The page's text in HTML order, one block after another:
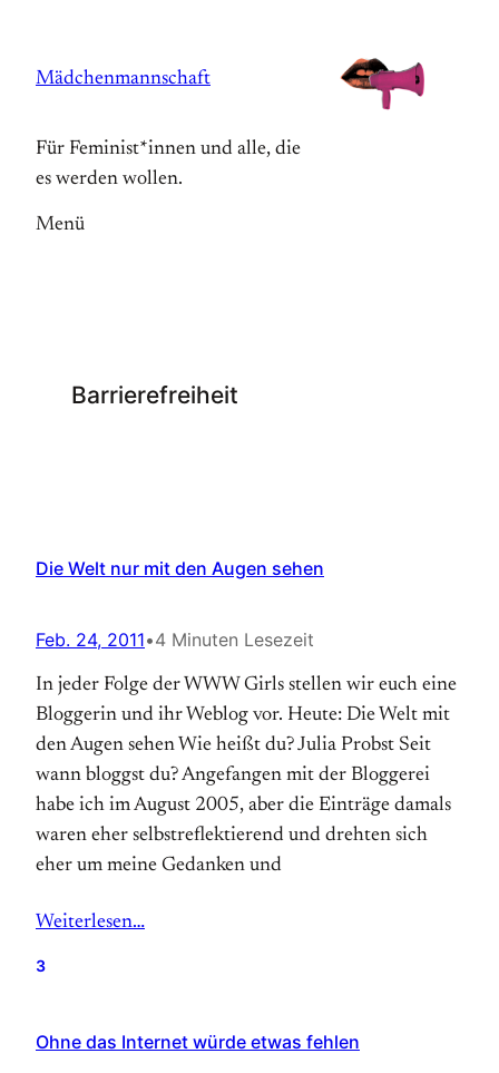
springen
Mädchenmannschaft
Für Feminist*innen und alle, die
es werden wollen.
Menü
Barrierefreiheit
Die Welt nur mit den Augen sehen
Feb. 24, 2011•4 Minuten Lesezeit
In jeder Folge der WWW Girls stellen wir euch eine
Bloggerin und ihr Weblog vor. Heute: Die Welt mit
den Augen sehen Wie heißt du? Julia Probst Seit
wann bloggst du? Angefangen mit der Bloggerei
habe ich im August 2005, aber die Einträge damals
waren eher selbstreflektierend und drehten sich
eher um meine Gedanken und
Weiterlesen…
3
Ohne das Internet würde etwas fehlen